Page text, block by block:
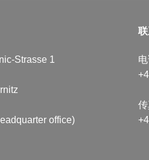
Strasse 1
office)